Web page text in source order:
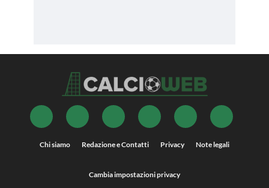
Chi siamo Redazione e Contatti Privacy Note legali
Cambia impostazioni privacy